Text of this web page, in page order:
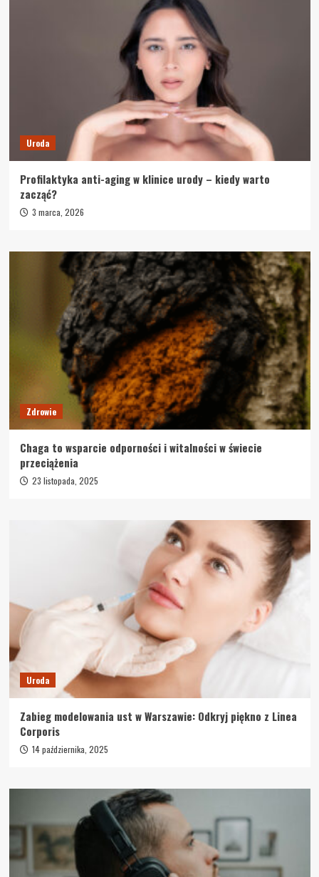
Uroda
Profilaktyka anti-aging w klinice urody – kiedy warto
zacząć?
3 marca, 2026
Zdrowie
Chaga to wsparcie odporności i witalności w świecie
przeciążenia
23 listopada, 2025
Uroda
Zabieg modelowania ust w Warszawie: Odkryj piękno z Linea
Corporis
14 października, 2025